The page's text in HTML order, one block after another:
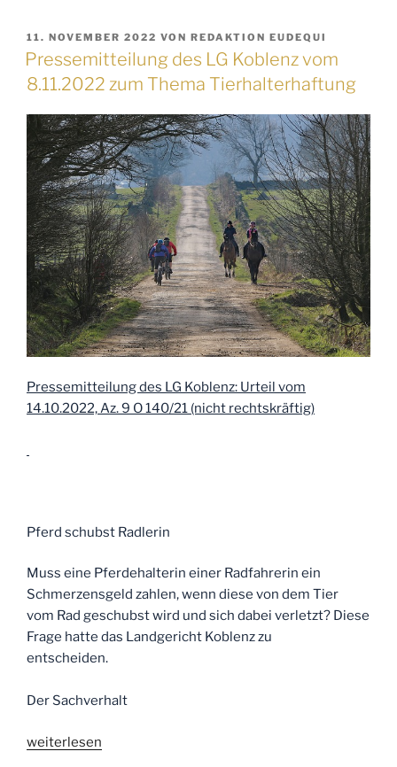
VERÖFFENTLICHT
AM
11. NOVEMBER 2022 VON REDAKTION EUDEQUI
Pressemitteilung des LG Koblenz vom
8.11.2022 zum Thema Tierhalterhaftung
Pressemitteilung des LG Koblenz: Urteil vom
14.10.2022, Az. 9 O 140/21 (nicht rechtskräftig)
Pferd schubst Radlerin
Muss eine Pferdehalterin einer Radfahrerin ein
Schmerzensgeld zahlen, wenn diese von dem Tier
vom Rad geschubst wird und sich dabei verletzt? Diese
Frage hatte das Landgericht Koblenz zu
entscheiden.
Der Sachverhalt
„Pressemitteilung
weiterlesen